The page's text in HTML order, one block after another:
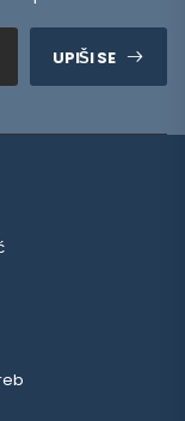
UPIŠI SE